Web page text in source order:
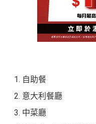
自助餐
意大利餐廳
中菜廳